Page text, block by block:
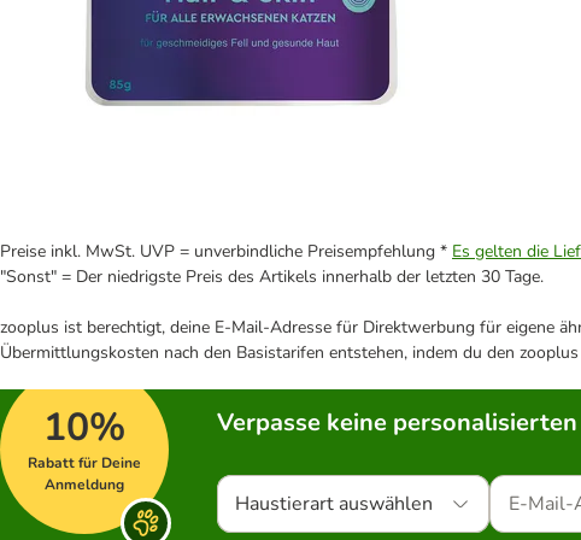
Preise inkl. MwSt. UVP = unverbindliche Preisempfehlung * Es gelten die
"Sonst" = Der niedrigste Preis des Artikels innerhalb der letzten 30 Tage.
zooplus ist berechtigt, deine E-Mail-Adresse für Direktwerbung für eigene
Übermittlungskosten nach den Basistarifen entstehen, indem du den
10%
Rabatt für Deine
Anmeldung
Verpasse keine
Haustierart auswählen